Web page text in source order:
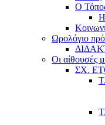
Ο
Ωρολόγιο
Οι αίθουσές
ΣΧ.